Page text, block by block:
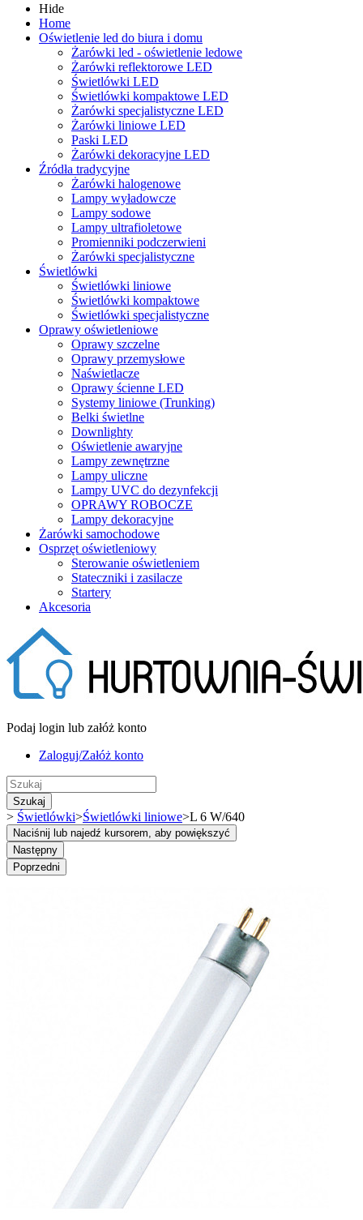
Hide
Home
Oświetlenie led do biura i domu
Żarówki led - oświetlenie ledowe
Żarówki reflektorowe LED
Świetlówki LED
Świetlówki kompaktowe LED
Żarówki specjalistyczne LED
Żarówki liniowe LED
Paski LED
Żarówki dekoracyjne LED
Źródła tradycyjne
Żarówki halogenowe
Lampy wyładowcze
Lampy sodowe
Lampy ultrafioletowe
Promienniki podczerwieni
Żarówki specjalistyczne
Świetlówki
Świetlówki liniowe
Świetlówki kompaktowe
Świetlówki specjalistyczne
Oprawy oświetleniowe
Oprawy szczelne
Oprawy przemysłowe
Naświetlacze
Oprawy ścienne LED
Systemy liniowe (Trunking)
Belki świetlne
Downlighty
Oświetlenie awaryjne
Lampy zewnętrzne
Lampy uliczne
Lampy UVC do dezynfekcji
OPRAWY ROBOCZE
Lampy dekoracyjne
Żarówki samochodowe
Osprzęt oświetleniowy
Sterowanie oświetleniem
Stateczniki i zasilacze
Startery
Akcesoria
Podaj login lub załóż konto
Zaloguj/Załóż konto
Szukaj
> Świetlówki>Świetlówki liniowe>L 6 W/640
Naciśnij lub najedź kursorem, aby powiększyć
Następny
Poprzedni